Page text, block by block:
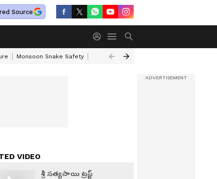
Source
Monsoon Snake Safety Akkineni Nageswara Rao
VIDEO
శ్రీ సత్యసాయి ట్రస్ట్